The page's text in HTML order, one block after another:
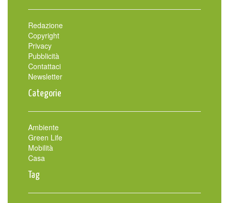
Redazione
Copyright
Privacy
Pubblicità
Contattaci
Newsletter
Categorie
Ambiente
Green Life
Mobilità
Casa
Tag